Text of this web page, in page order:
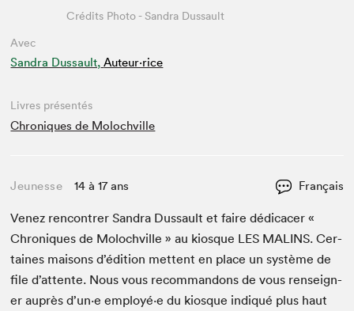
Avec
Sandra Dussault, Auteur·rice
Crédits Photo - Sandra Dussault
Livres présentés
Chroniques de Molochville
Jeunesse 14 à 17 ans Français
Venez ren­con­tr­er San­dra Dus­sault et faire dédi­cac­er «
Chroniques de Molochville » au kiosque LES MALINS. Cer­
taines maisons d’édi­tion met­tent en place un sys­tème de
file d’at­tente. Nous vous recom­man­dons de vous ren­seign­
er auprès d’un·e employé·e du kiosque indiqué plus haut